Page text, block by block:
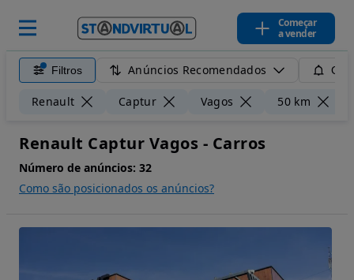
Começar
a vender
Filtros Anúncios Recomendados
Renault Captur Vagos 50 km
Renault Captur Vagos - Carros
Número de anúncios: 32
Como são posicionados os anúncios?